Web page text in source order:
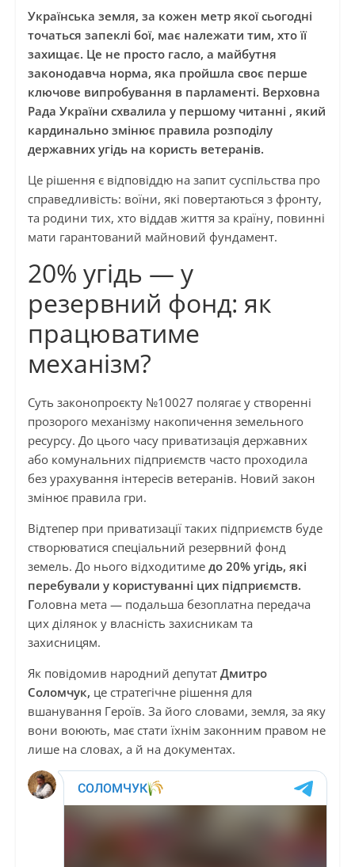
Українська земля, за кожен метр якої сьогодні
точаться запеклі бої, має належати тим, хто її
захищає. Це не просто гасло, а майбутня
законодавча норма, яка пройшла своє перше
ключове випробування в парламенті. Верховна
Рада України схвалила у першому читанні , який
кардинально змінює правила розподілу
державних угідь на користь ветеранів.
Це рішення є відповіддю на запит суспільства про
справедливість: воїни, які повертаються з фронту,
та родини тих, хто віддав життя за країну, повинні
мати гарантований майновий фундамент.
20% угідь — у
резервний фонд: як
працюватиме
механізм?
Суть законопроєкту №10027 полягає у створенні
прозорого механізму накопичення земельного
ресурсу. До цього часу приватизація державних
або комунальних підприємств часто проходила
без урахування інтересів ветеранів. Новий закон
змінює правила гри.
Відтепер при приватизації таких підприємств буде
створюватися спеціальний резервний фонд
земель. До нього відходитиме до 20% угідь, які
перебували у користуванні цих підприємств.
Головна мета — подальша безоплатна передача
цих ділянок у власність захисникам та
захисницям.
Як повідомив народний депутат Дмитро
Соломчук, це стратегічне рішення для
вшанування Героїв. За його словами, земля, за яку
вони воюють, має стати їхнім законним правом не
лише на словах, а й на документах.